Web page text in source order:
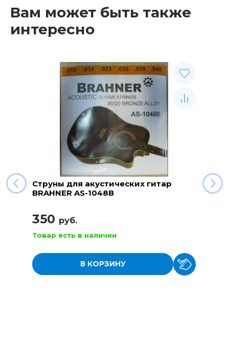
Вам может быть также
интересно
Струны для акустических гитар
BRAHNER AS-1048B
350 руб.
Товар есть в наличии
В КОРЗИНУ